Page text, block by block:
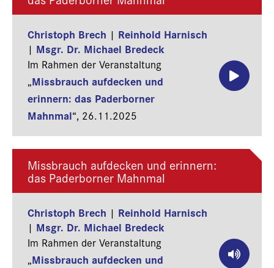
Christoph Brech | Reinhold Harnisch
| Msgr. Dr. Michael Bredeck
Im Rahmen der Veranstaltung
„Missbrauch aufdecken und
erinnern: das Paderborner
Mahnmal“, 26.11.2025
Missbrauch aufdecken und erinnern:
das Paderborner Mahnmal
Christoph Brech | Reinhold Harnisch
| Msgr. Dr. Michael Bredeck
Im Rahmen der Veranstaltung
„Missbrauch aufdecken und